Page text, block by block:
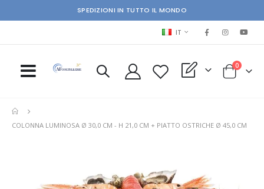
SPEDIZIONI IN TUTTO IL MONDO
LINGUA
IT
My Quote Cart
0elementi
COLONNA LUMINOSA Ø 30,0 CM - H 21,0 CM + PIATTO OSTRICHE Ø 45,0 CM